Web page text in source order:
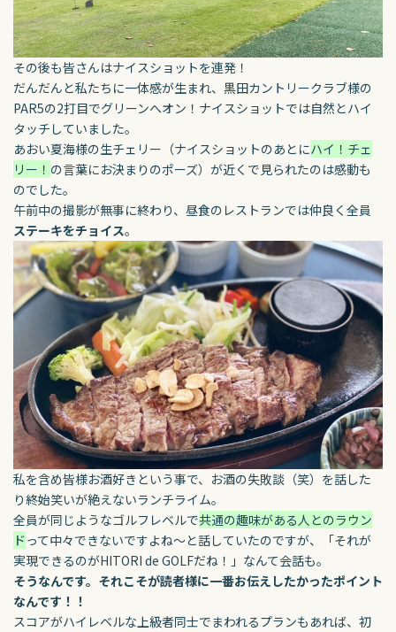
その後も皆さんはナイスショットを連発！
だんだんと私たちに一体感が生まれ、黒田カントリークラブ様の
PAR5の2打目でグリーンへオン！ナイスショットでは自然とハイ
タッチしていました。
あおい夏海様の生チェリー（ナイスショットのあとにハイ！チェ
リー！ の言葉にお決まりのポーズ）が近くで見られたのは感動も
のでした。
午前中の撮影が無事に終わり、昼食のレストランでは仲良く全員
ステーキをチョイス。
私を含め皆様お酒好きという事で、お酒の失敗談（笑）を話した
り終始笑いが絶えないランチライム。
全員が同じようなゴルフレベルで共通の趣味がある人とのラウン
ド って中々できないですよね～と話していたのですが、
「それが
実現できるのがHITORI de GOLFだね！」なんて会話も。
そうなんです。それこそが読者様に一番お伝えしたかったポイント
なんです！！
スコアがハイレベルな上級者同士でまわれるプランもあれば、 初